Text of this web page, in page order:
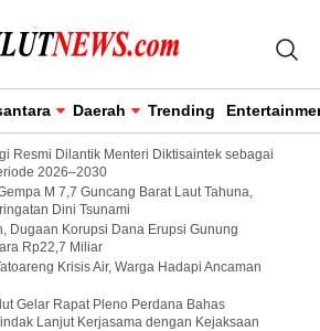
Daerah Trending
Resmi Dilantik Menteri Diktisaintek sebagai
2026–2030
M 7,7 Guncang Barat Laut Tahuna,
Dini Tsunami
Dugaan Korupsi Dana Erupsi Gunung
Rp22,7 Miliar
Krisis Air, Warga Hadapi Ancaman
Gelar Rapat Pleno Perdana Bahas
Lanjut Kerjasama dengan Kejaksaan